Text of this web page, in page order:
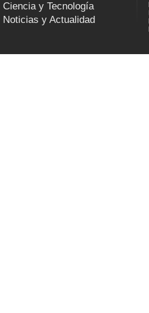
Ciencia y Tecnología
Noticias y Actualidad